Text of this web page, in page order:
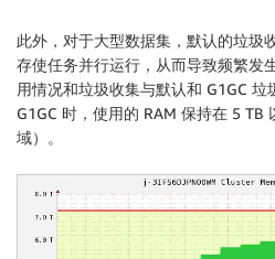
此外，对于大型数据集，默认的垃圾
存使任务并行运行，从而导致频繁发
用情况和垃圾收集与默认和 G1GC
G1GC 时，使用的 RAM 保持在 5 TB
域）。